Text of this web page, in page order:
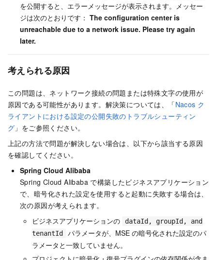
を公開すると、エラーメッセージが表示されます。メッセー
ジは次のとおりです： The configuration center is
unreachable due to a network issue. Please try again
later.
考えられる原因
この問題は、ネットワーク接続の問題または特殊文字の使用が
原因である可能性があります。解決策については、「Nacos ク
ライアントにおける設定の公開失敗のトラブルシューティン
グ 」をご参照ください。
上記の方法で問題が解決しない場合は、以下から該当する原因
を確認してください。
Spring Cloud Alibaba
Spring Cloud Alibaba で構築したビジネスアプリケーション
で、暗号化された設定を使用すると起動に失敗する場合は、
次の原因が考えられます。
ビジネスアプリケーションの
dataId, groupId, and
tenantId
パラメータが、MSE の暗号化された設定のパ
ラメータと一致していません。